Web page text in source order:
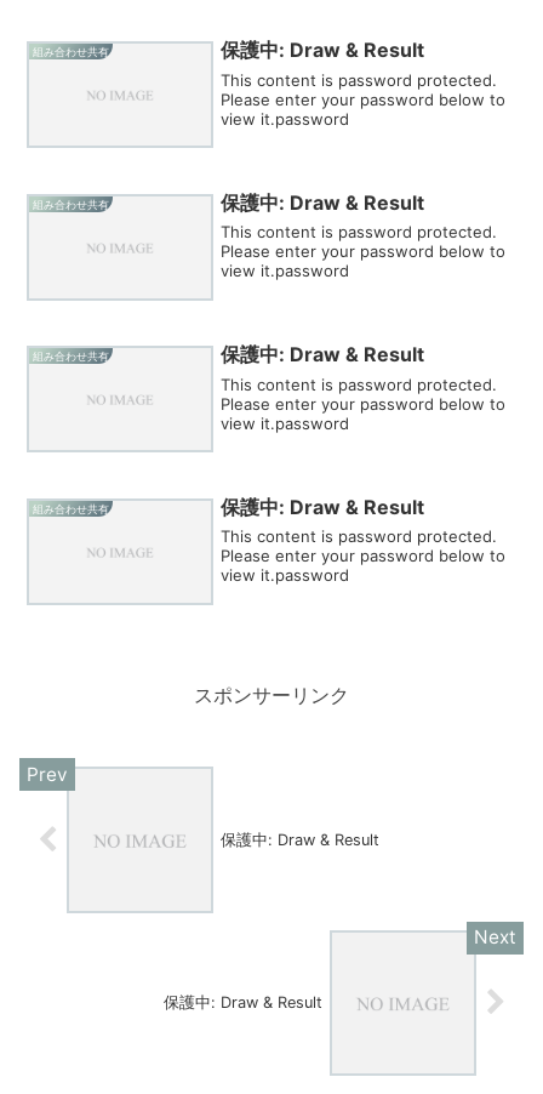
組み合わせ共有 保護中: Draw & Result
This content is password protected.
Please enter your password below to
view it.password
組み合わせ共有 保護中: Draw & Result
This content is password protected.
Please enter your password below to
view it.password
組み合わせ共有 保護中: Draw & Result
This content is password protected.
Please enter your password below to
view it.password
組み合わせ共有 保護中: Draw & Result
This content is password protected.
Please enter your password below to
view it.password
スポンサーリンク
保護中: Draw & Result
保護中: Draw & Result